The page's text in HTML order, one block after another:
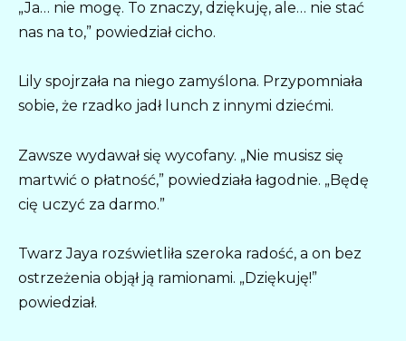
„Ja… nie mogę. To znaczy, dziękuję, ale… nie stać
nas na to,” powiedział cicho.
Lily spojrzała na niego zamyślona. Przypomniała
sobie, że rzadko jadł lunch z innymi dziećmi.
Zawsze wydawał się wycofany. „Nie musisz się
martwić o płatność,” powiedziała łagodnie. „Będę
cię uczyć za darmo.”
Twarz Jaya rozświetliła szeroka radość, a on bez
ostrzeżenia objął ją ramionami. „Dziękuję!”
powiedział.